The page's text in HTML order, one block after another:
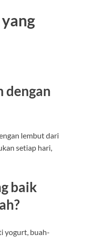
dengan
lembut dari
setiap hari,
baik
yogurt, buah-